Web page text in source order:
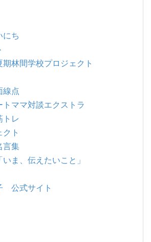
にち
林間学校プロジェクト
線点
トママ対談エクストラ
レ
ト
集
ま、伝えたいこと」
式サイト